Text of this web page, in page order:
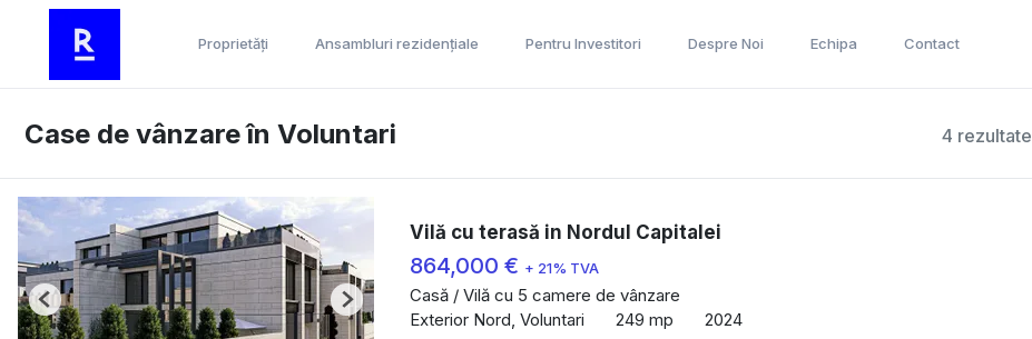
Proprietăți Ansambluri rezidențiale Pentru Investitori Despre Noi Echipa Contact
4 rezultate
Case de vânzare în Voluntari
Previous Next
Vilă cu terasă in Nordul Capitalei
864,000 € + 21% TVA
Casă / Vilă cu 5 camere de vânzare
Exterior Nord, Voluntari
249 mp 2024